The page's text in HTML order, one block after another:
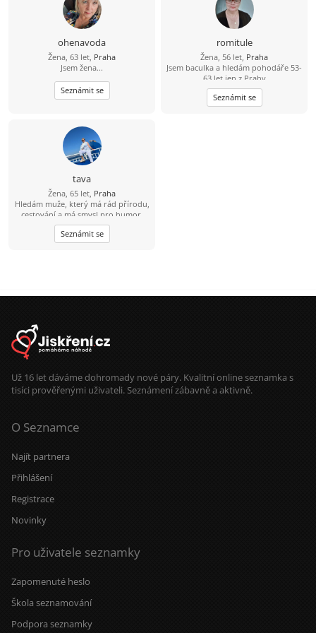
ohenavoda
Žena, 63 let, Praha
Jsem žena...
Seznámit se
romitule
Žena, 56 let, Praha
Jsem baculka a hledám pohodáře 53-
63 let jen z Prahy
Seznámit se
tava
Žena, 65 let, Praha
Hledám muže, který má rád přírodu,
cestování a má smysl pro humor.
Seznámit se
Už 16 let dáváme dohromady nové páry. Kvalitní online seznamka s
tisíci prověřenými uživateli. Seznámení zábavně a aktivně.
O Seznamce
Najít partnera
Přihlášení
Registrace
Novinky
Pro uživatele seznamky
Zapomenuté heslo
Škola seznamování
Podpora seznamky